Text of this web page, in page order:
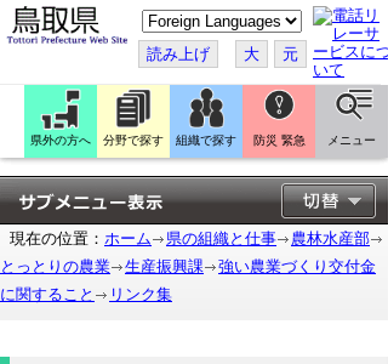
こ
の
ペ
ー
ジ
翻
訳
す
る
読み上げ 大 元
県外の方へ 分野で探す 組織で探す 防災 緊急 メニュー
現在の位置： ホーム 県の組織と仕事
農林水産部
とっとりの農業
生産振興課
強い農業づくり交付金
に関すること
リンク集